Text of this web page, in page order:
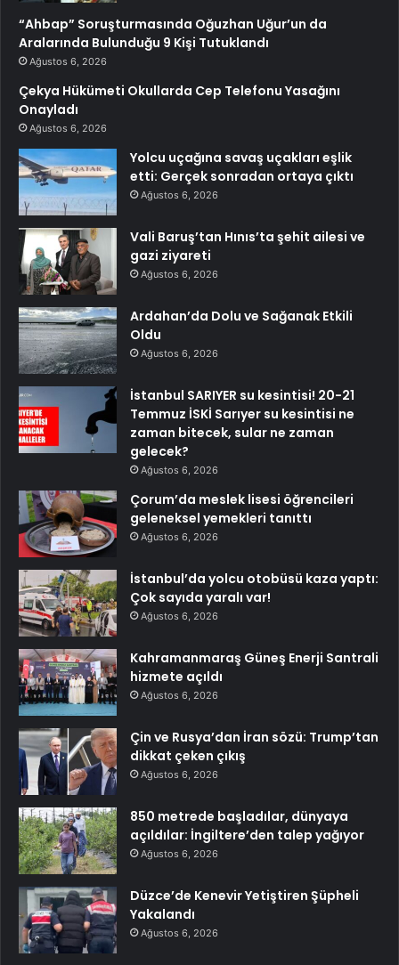
“Ahbap” Soruşturmasında Oğuzhan Uğur’un da
Aralarında Bulunduğu 9 Kişi Tutuklandı
Ağustos 6, 2026
Çekya Hükümeti Okullarda Cep Telefonu Yasağını
Onayladı
Ağustos 6, 2026
Yolcu uçağına savaş uçakları eşlik
etti: Gerçek sonradan ortaya çıktı
Ağustos 6, 2026
Vali Baruş’tan Hınıs’ta şehit ailesi ve
gazi ziyareti
Ağustos 6, 2026
Ardahan’da Dolu ve Sağanak Etkili
Oldu
Ağustos 6, 2026
İstanbul SARIYER su kesintisi! 20-21
Temmuz İSKİ Sarıyer su kesintisi ne
zaman bitecek, sular ne zaman
gelecek?
Ağustos 6, 2026
Çorum’da meslek lisesi öğrencileri
geleneksel yemekleri tanıttı
Ağustos 6, 2026
İstanbul’da yolcu otobüsü kaza yaptı:
Çok sayıda yaralı var!
Ağustos 6, 2026
Kahramanmaraş Güneş Enerji Santrali
hizmete açıldı
Ağustos 6, 2026
Çin ve Rusya’dan İran sözü: Trump’tan
dikkat çeken çıkış
Ağustos 6, 2026
850 metrede başladılar, dünyaya
açıldılar: İngiltere’den talep yağıyor
Ağustos 6, 2026
Düzce’de Kenevir Yetiştiren Şüpheli
Yakalandı
Ağustos 6, 2026